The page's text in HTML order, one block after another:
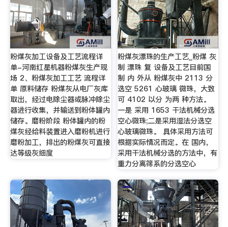
粉煤灰加工设备及工艺流程详
单-河南红星机器粉煤灰生产现
场 2、粉煤灰加工工艺 流程详
单 原料储存 粉煤灰从电厂灰库
取出，经过电除尘器或脉冲除尘
器进行收集，并输送到粉体罐内
储存。磨粉阶段 粉体罐内的粉
煤灰经给料装置进入磨粉机进行
磨粉加工，排出的粉煤灰可直接
达等级灰细度
粉煤灰漂珠的生产工艺_粉煤 灰
制 漂珠 复 设备及工艺目前国
制 内 外从 粉煤灰中 2113 分
选空 5261 心玻璃 微珠，大致
可 4102 以分 为两 种方法。
一是 采用 1653 干法机械分选
空心微珠;二是采用湿法分选空
心玻璃微珠。 具体采用方法可
根据实际情况而定。在 国内，
采用干法机械分选的方法中，有
重力分离筛系的分选空心